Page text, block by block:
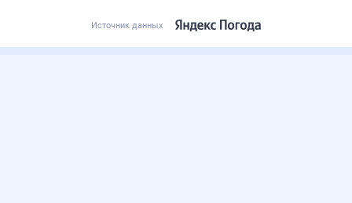
Источник данных